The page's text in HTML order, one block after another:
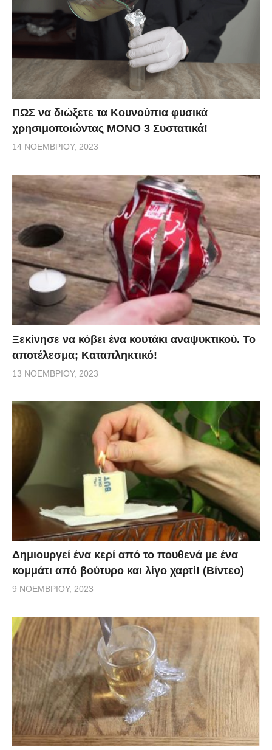
ΠΩΣ να διώξετε τα Κουνούπια φυσικά
χρησιμοποιώντας ΜΟΝΟ 3 Συστατικά!
14 ΝΟΕΜΒΡΊΟΥ, 2023
Ξεκίνησε να κόβει ένα κουτάκι αναψυκτικού. Το
αποτέλεσμα; Καταπληκτικό!
13 ΝΟΕΜΒΡΊΟΥ, 2023
Δημιουργεί ένα κερί από το πουθενά με ένα
κομμάτι από βούτυρο και λίγο χαρτί! (Βίντεο)
9 ΝΟΕΜΒΡΊΟΥ, 2023